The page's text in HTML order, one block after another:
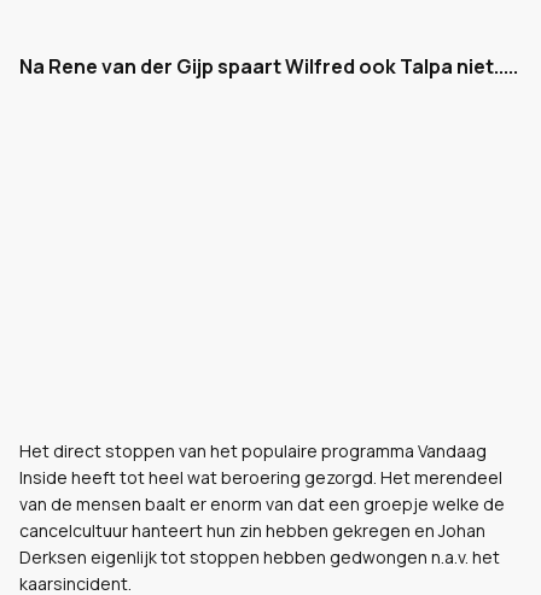
Na Rene van der Gijp spaart Wilfred ook Talpa niet.....
Het direct stoppen van het populaire programma Vandaag
Inside heeft tot heel wat beroering gezorgd. Het merendeel
van de mensen baalt er enorm van dat een groepje welke de
cancelcultuur hanteert hun zin hebben gekregen en Johan
Derksen eigenlijk tot stoppen hebben gedwongen n.a.v. het
kaarsincident.